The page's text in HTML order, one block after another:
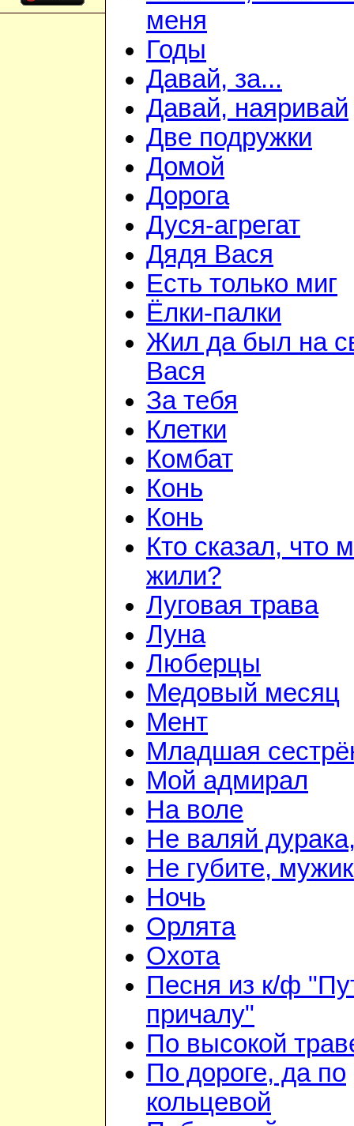
меня
Годы
Давай, за...
Давай, наяривай
Две подружки
Домой
Дорога
Дуся-агрегат
Дядя Вася
Есть только миг
Ёлки-палки
Жил да был на
Вася
За тебя
Клетки
Комбат
Конь
Конь
Кто сказал, что
жили?
Луговая трава
Луна
Люберцы
Медовый месяц
Мент
Младшая
Мой адмирал
На воле
Не валяй
Не губите,
Ночь
Орлята
Охота
Песня из к/ф
причалу"
По высокой
По дороге, да по
кольцевой